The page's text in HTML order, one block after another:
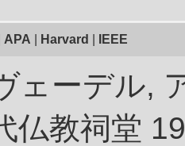
APA Harvard IEEE
ェーデル,
仏教祠堂